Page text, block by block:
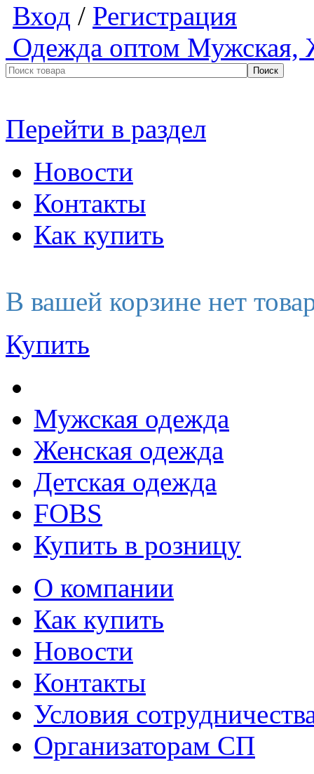
Вход / Регистрация
Одежда оптом Мужская,
Перейти в раздел
Новости
Контакты
Как купить
В вашей корзине нет
Купить
Мужская одежда
Женская одежда
Детская одежда
FOBS
Купить в розницу
О компании
Как купить
Новости
Контакты
Условия
Организаторам СП